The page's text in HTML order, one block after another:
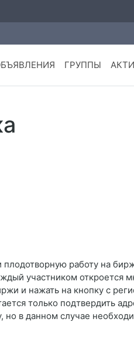
ГРУППЫ
работу на
участником
и нажать на кнопку с
только подтвердить
но в данном случае